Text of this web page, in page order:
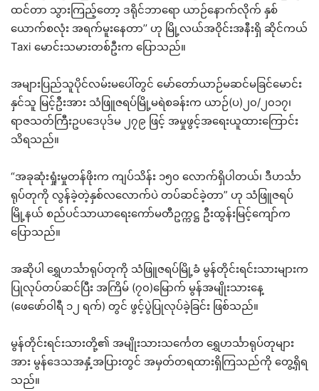
ထင်တာ သွားကြည့်တော့ ဒရိုင်ဘာရော ယာဉ်နောက်လိုက် နှစ်
ယောက်စလုံး အရက်မူးနေတာ’’ ဟု မြို့လယ်အဝိုင်းအနီးရှိ ဆိုင်ကယ်
Taxi မောင်းသမားတစ်ဦးက ပြောသည်။
အများပြည်သူပိုင်လမ်းမပေါ်တွင် မော်တော်ယာဉ်မဆင်မခြင်မောင်း
နှင်သူ မြင့်ဦးအား သံဖြူဇရပ်မြို့မရဲစခန်းက ယာဉ်(ပ)၂၀/၂၀၁၇၊
ရာဇသတ်ကြီးဥပဒေပုဒ်မ ၂၇၉ ဖြင့် အမှုဖွင့်အရေးယူထားကြောင်း
သိရသည်။
“အခုဆုံးရှုံးမှုတန်ဖိုးက ကျပ်သိန်း ၁၅၀ လောက်ရှိပါတယ်၊ ဒီဟင်္သာ
ရုပ်တုကို လွန်ခဲ့တဲ့နှစ်လလောက်ပဲ တပ်ဆင်ခဲ့တာ” ဟု သံဖြူဇရပ်
မြို့နယ် စည်ပင်သာယာရေးကော်မတီဥက္ကဋ္ဌ ဦးထွန်းမြင့်ကျော်က
ပြောသည်။
အဆိုပါ ရွှေဟင်္သာရုပ်တုကို သံဖြူဇရပ်မြို့ခံ မွန်တိုင်းရင်းသားများက
ပြုလုပ်တပ်ဆင်ပြီး အကြိမ် (၇၀)မြောက် မွန်အမျိုးသားနေ့
(ဖေဖော်ဝါရီ ၁၂ ရက်) တွင် ဖွင့်ပွဲပြုလုပ်ခဲ့ခြင်း ဖြစ်သည်။
မွန်တိုင်းရင်းသားတို့၏ အမျိုးသားသင်္ကေတ ရွှေဟင်္သာရုပ်တုများ
အား မွန်ဒေသအနှံ့အပြားတွင် အမှတ်တရထားရှိကြသည်ကို တွေ့ရှိရ
သည်။